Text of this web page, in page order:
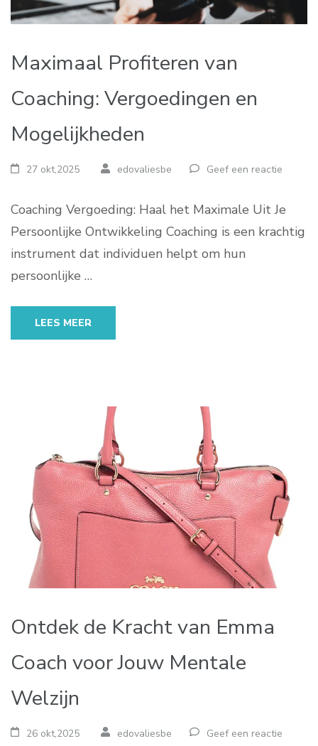
Maximaal Profiteren van
Coaching: Vergoedingen en
Mogelijkheden
27 okt,2025 edovaliesbe Geef een reactie
Coaching Vergoeding: Haal het Maximale Uit Je
Persoonlijke Ontwikkeling Coaching is een krachtig
instrument dat individuen helpt om hun
persoonlijke …
LEES MEER
Ontdek de Kracht van Emma
Coach voor Jouw Mentale
Welzijn
26 okt,2025 edovaliesbe Geef een reactie